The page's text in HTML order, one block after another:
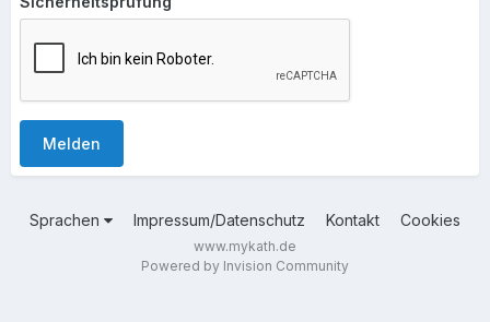
Melden
Sprachen Impressum/Datenschutz Kontakt Cookies
www.mykath.de
Powered by Invision Community